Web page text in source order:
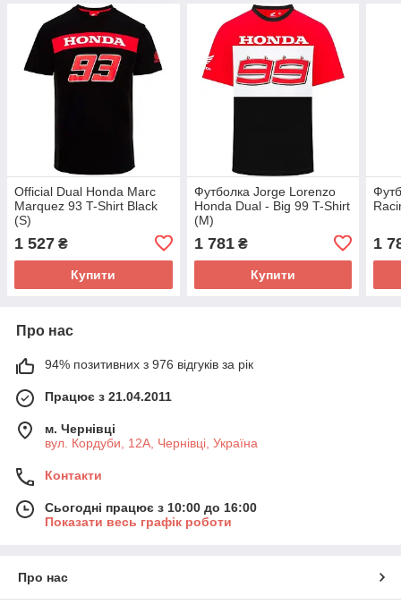
Official Dual Honda Marc
Marquez 93 T-Shirt Black
(S)
1 527 ₴
Купити
Футболка Jorge Lorenzo
Honda Dual - Big 99 T-Shirt
(M)
1 781₴
Купити
1
Про нас
94% позитивних з 976 відгуків за рік
Працює з 21.04.2011
м. Чернівці
вул. Кордуби, 12А, Чернівці, Україна
Контакти
Сьогодні працює з 10:00 до 16:00
Показати весь графік роботи
Про нас